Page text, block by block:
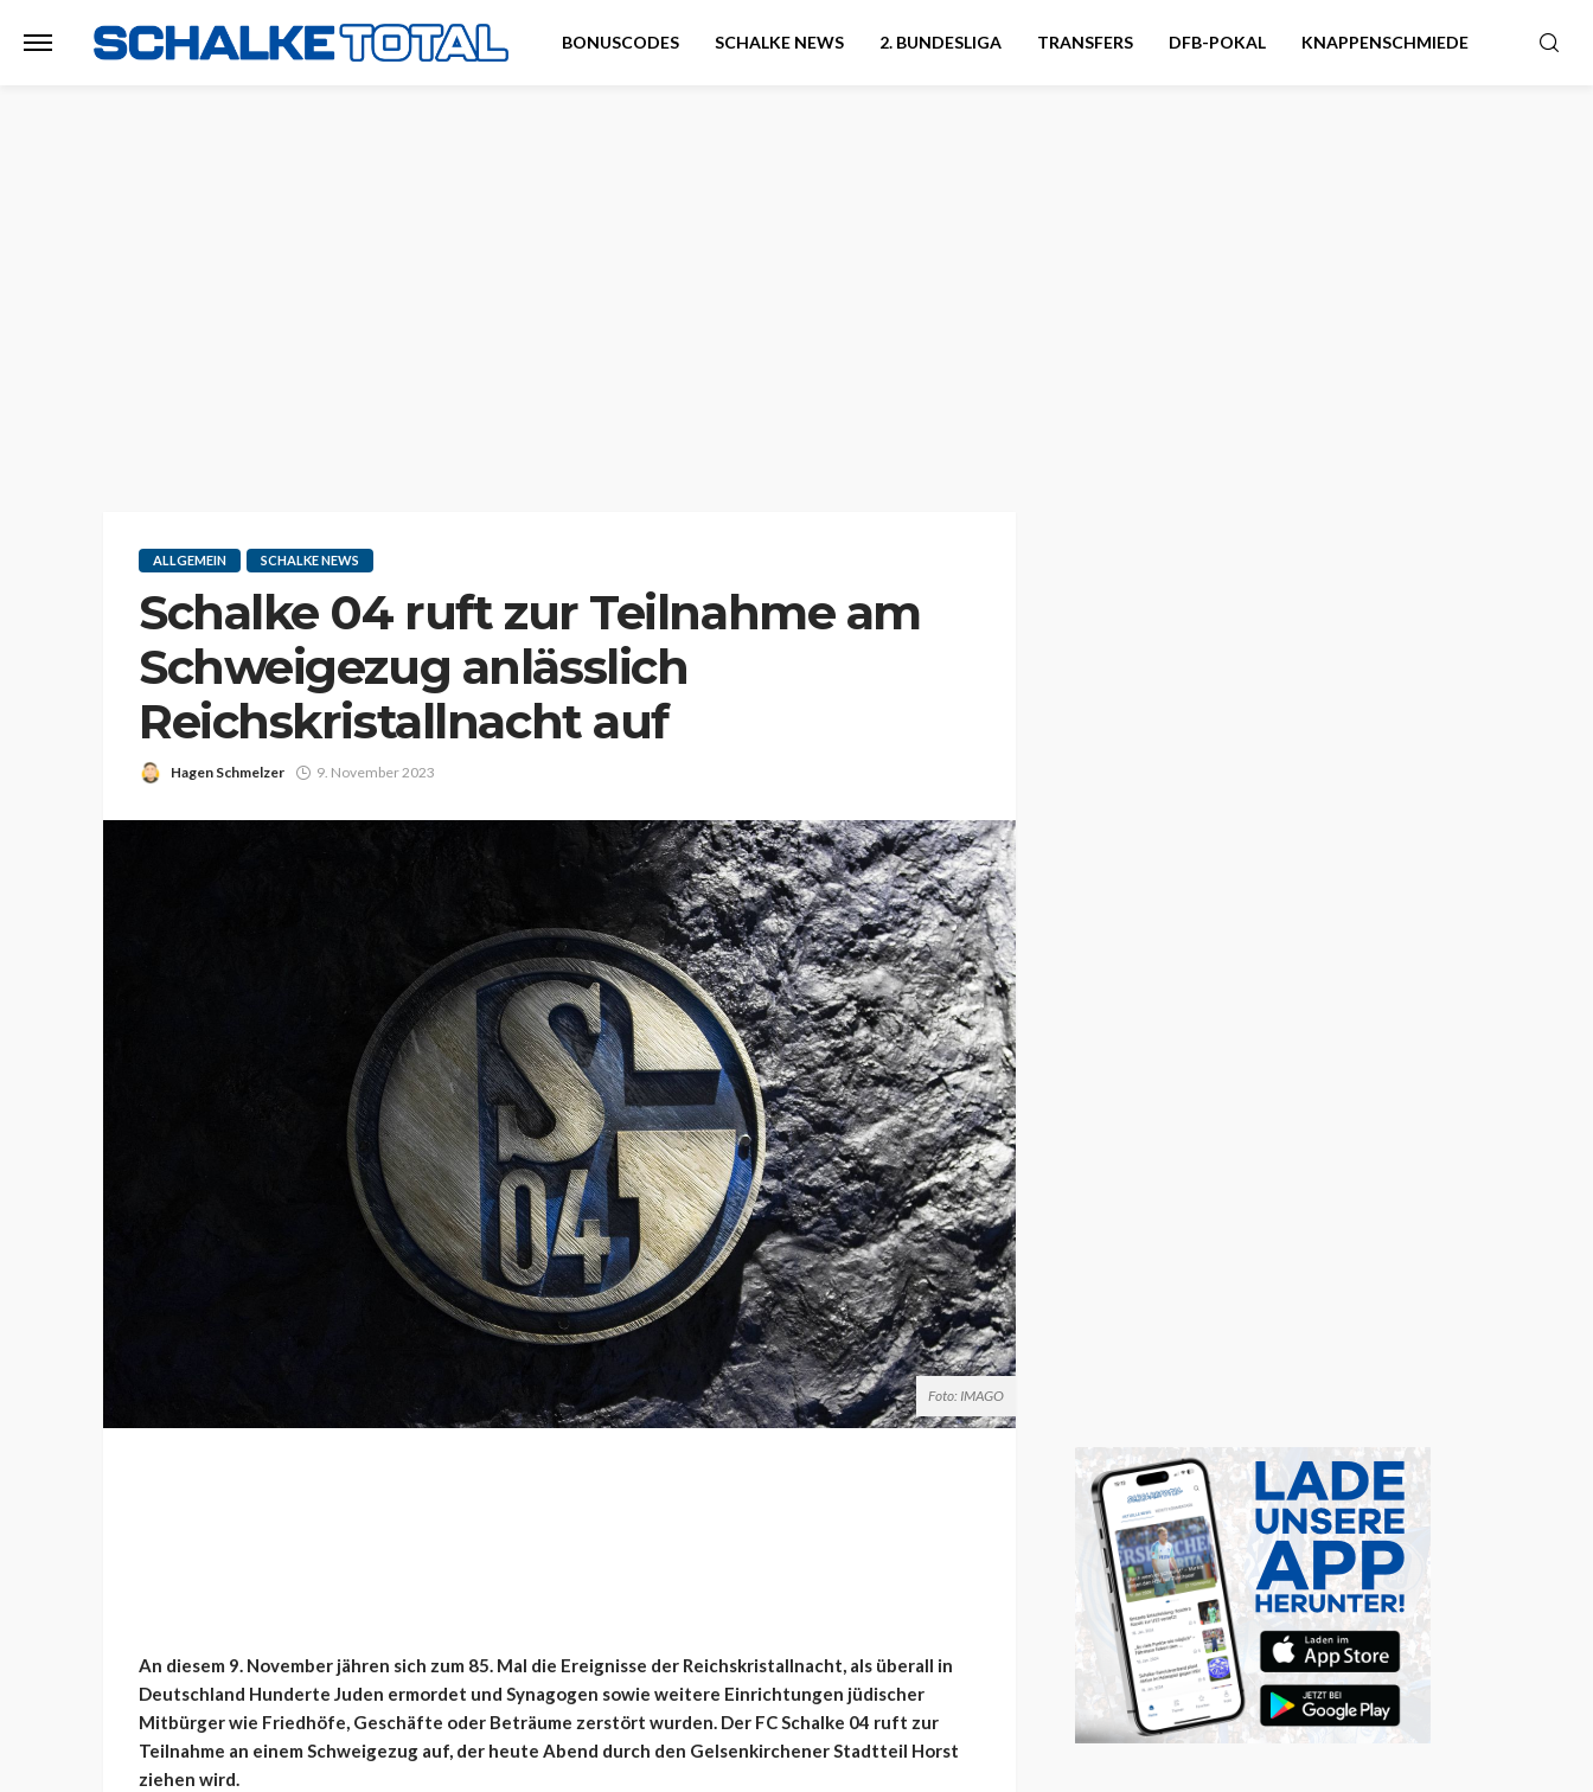
BONUSCODES SCHALKE NEWS 2. BUNDESLIGA TRANSFERS DFB-POKAL KNAPPENSCHMIEDE
ALLGEMEIN SCHALKE NEWS
Schalke 04 ruft zur Teilnahme am
Schweigezug anlässlich
Reichskristallnacht auf
Hagen Schmelzer 9. November 2023
Foto: IMAGO
An diesem 9. November jähren sich zum 85. Mal die Ereignisse der Reichskristallnacht, als überall in
Deutschland Hunderte Juden ermordet und Synagogen sowie weitere Einrichtungen jüdischer
Mitbürger wie Friedhöfe, Geschäfte oder Beträume zerstört wurden. Der FC Schalke 04 ruft zur
Teilnahme an einem Schweigezug auf, der heute Abend durch den Gelsenkirchener Stadtteil Horst
ziehen wird.